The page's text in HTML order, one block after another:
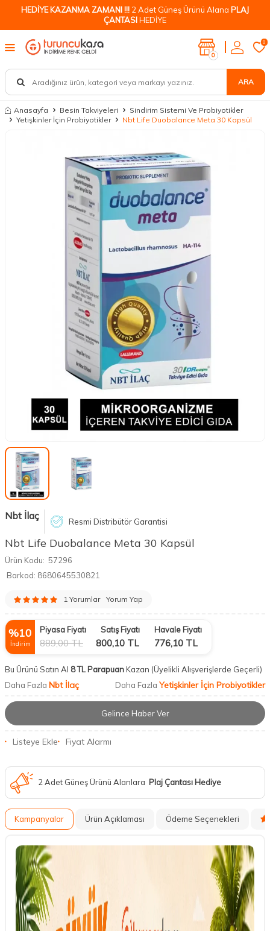
HEDİYE KAZANMA ZAMANI !!! 2 Adet Güneş Ürünü Alana PLAJ
ÇANTASIHEDİYE
ARA
0
0
Anasayfa Besin Takviyeleri
Sindirim Sistemi Ve Probiyotikler
Yetişkinler İçin Probiyotikler
Nbt Life Duobalance Meta 30 Kapsül
Nbt İlaç Resmi Distribütör Garantisi
Nbt Life Duobalance Meta 30 Kapsül
Ürün Kodu: 57296
Barkod: 8680645530821
1 Yorumlar Yorum Yap
%10
İndirim
Piyasa Fiyatı
889,00TL
Satış Fiyatı
800,10 TL
Havale Fiyatı
776,10 TL
Bu Ürünü Satın Al 8 TL ParapuanKazan (Üyelikli Alışverişlerde Geçerli)
Daha Fazla Nbt İlaç Daha Fazla Yetişkinler İçin Probiyotikler
Gelince Haber Ver
Listeye Ekle Fiyat Alarmı
2 Adet Güneş Ürünü Alanlara Plaj Çantası Hediye
Kampanyalar Ürün Açıklaması Ödeme Seçenekleri